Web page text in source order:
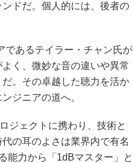
ドだ。個人的には、後者の
であるテイラー・チャン氏が
く、微妙な音の違いや異常
。その卓越した聴力を活か
ジニアの道へ。
ジェクトに携わり、技術と
の耳のよさは業界内で有名
能力から「1dBマスター」と